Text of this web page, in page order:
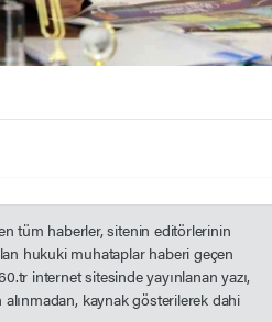
tüm haberler, sitenin editörlerinin
hukuki muhataplar haberi geçen
internet sitesinde yayınlanan yazı,
kaynak gösterilerek dahi